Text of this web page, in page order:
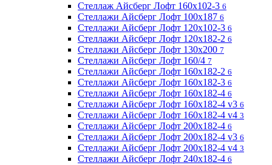
Стеллаж Айсберг Лофт 160х102-3 6
Стеллажи Айсберг Лофт 100х187 6
Стеллажи Айсберг Лофт 120х102-3 6
Стеллажи Айсберг Лофт 120х182-2 6
Стеллажи Айсберг Лофт 130х200 7
Стеллажи Айсберг Лофт 160/4 7
Стеллажи Айсберг Лофт 160х182-2 6
Стеллажи Айсберг Лофт 160х182-3 6
Стеллажи Айсберг Лофт 160х182-4 6
Стеллажи Айсберг Лофт 160х182-4 v3 6
Стеллажи Айсберг Лофт 160х182-4 v4 3
Стеллажи Айсберг Лофт 200х182-4 6
Стеллажи Айсберг Лофт 200х182-4 v3 6
Стеллажи Айсберг Лофт 200х182-4 v4 3
Стеллажи Айсберг Лофт 240х182-4 6